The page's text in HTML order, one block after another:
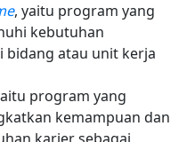
, yaitu program yang
kebutuhan
bidang atau unit kerja
program yang
kemampuan dan